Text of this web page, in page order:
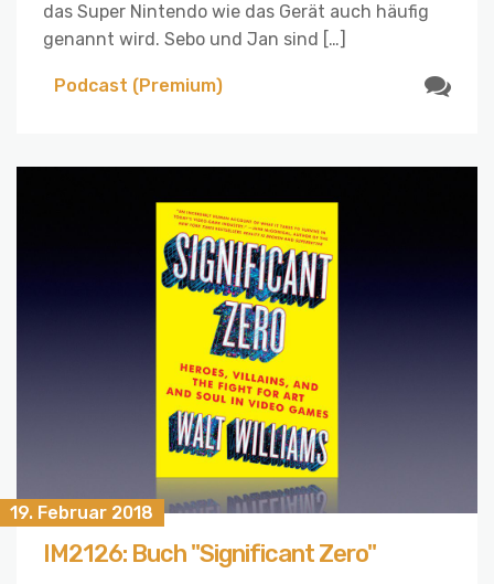
das Super Nintendo wie das Gerät auch häufig
genannt wird. Sebo und Jan sind […]
Podcast (Premium)
19. Februar 2018
IM2126: Buch "Significant Zero"